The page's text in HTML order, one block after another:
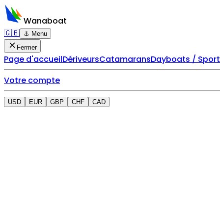
Wanaboat
🇬🇧 ⚓ Menu
Fermer
Page d'accueilDériveursCatamaransDayboats /
Votre compte
USD EUR GBP CHF CAD